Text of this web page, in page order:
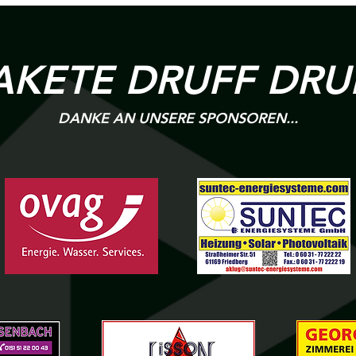
DANKE AN UNSERE SPONSOREN...
DRUFF